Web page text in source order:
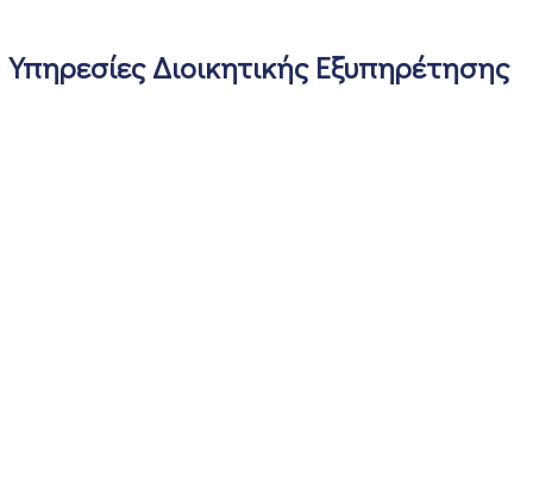
Υπηρεσίες Διοικητικής Εξυπηρέτησης